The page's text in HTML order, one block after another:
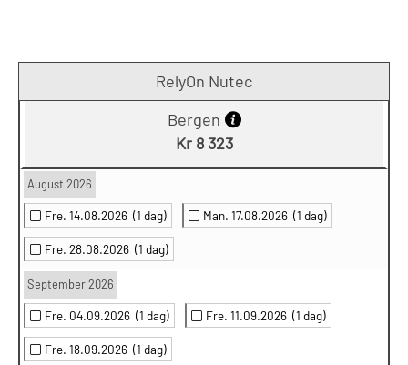
RelyOn Nutec
Bergen
Kr 8 323
August 2026
Fre. 14.08.2026 (1 dag) Man. 17.08.2026 (1 dag)
Fre. 28.08.2026 (1 dag)
September 2026
Fre. 04.09.2026 (1 dag) Fre. 11.09.2026 (1 dag)
Fre. 18.09.2026 (1 dag)